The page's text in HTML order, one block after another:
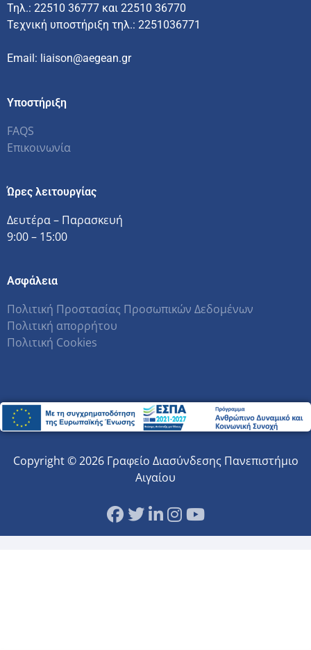
Τηλ.: 22510 36777 και 22510 36770
Τεχνική υποστήριξη τηλ.: 2251036771
Email: liaison@aegean.gr
Υποστήριξη
FAQS
Επικοινωνία
Ώρες λειτουργίας
Δευτέρα – Παρασκευή
9:00 – 15:00
Ασφάλεια
Πολιτική Προστασίας Προσωπικών Δεδομένων
Πολιτική απορρήτου
Πολιτική Cookies
Copyright © 2026 Γραφείο Διασύνδεσης Πανεπιστήμιο
Αιγαίου